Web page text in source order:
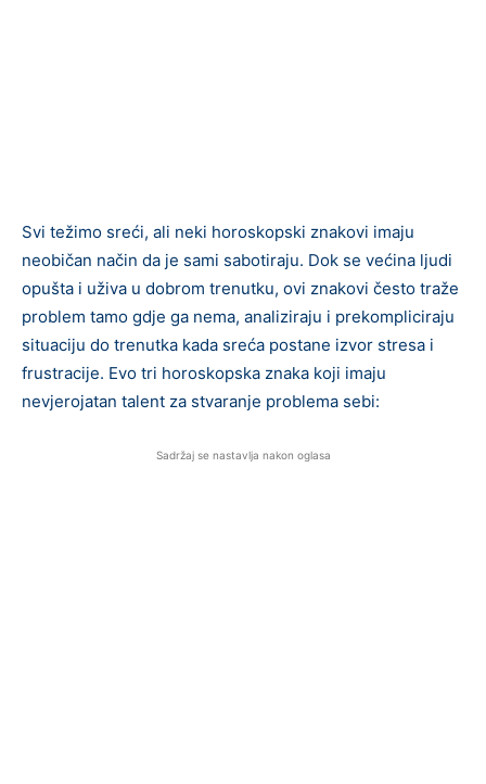
Svi težimo sreći, ali neki horoskopski znakovi imaju
neobičan način da je sami sabotiraju. Dok se većina ljudi
opušta i uživa u dobrom trenutku, ovi znakovi često traže
problem tamo gdje ga nema, analiziraju i prekompliciraju
situaciju do trenutka kada sreća postane izvor stresa i
frustracije. Evo tri horoskopska znaka koji imaju
nevjerojatan talent za stvaranje problema sebi:
Sadržaj se nastavlja nakon oglasa